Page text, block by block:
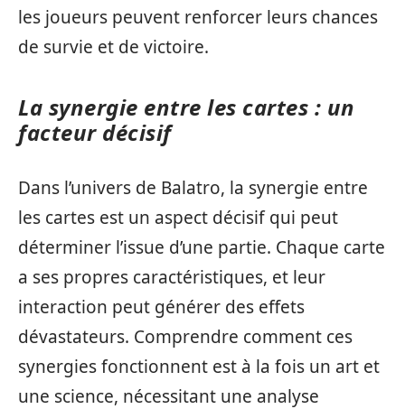
les joueurs peuvent renforcer leurs chances
de survie et de victoire.
La synergie entre les cartes : un
facteur décisif
Dans l’univers de Balatro, la synergie entre
les cartes est un aspect décisif qui peut
déterminer l’issue d’une partie. Chaque carte
a ses propres caractéristiques, et leur
interaction peut générer des effets
dévastateurs. Comprendre comment ces
synergies fonctionnent est à la fois un art et
une science, nécessitant une analyse